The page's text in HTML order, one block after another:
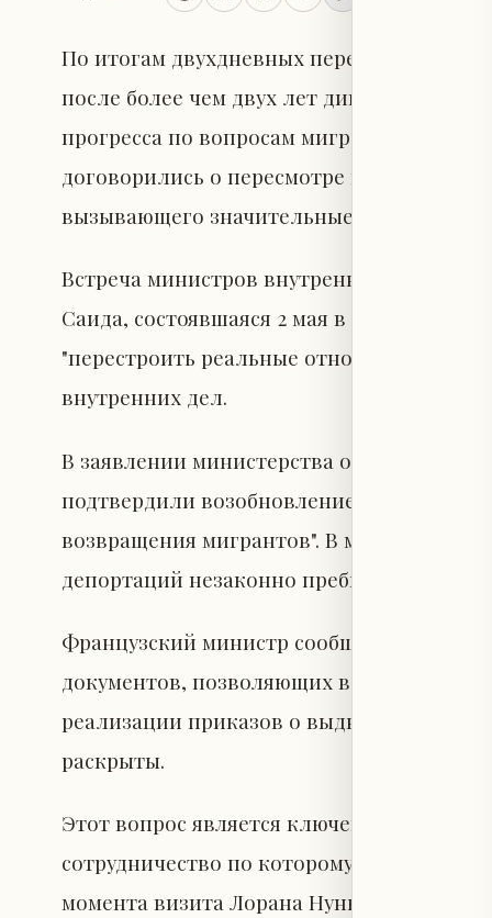
По итогам двухдневных переговоров
после более чем двух лет
прогресса по вопросам миграции, борьбы
договорились о пересмотре
вызывающего значительные разногласия.
Встреча министров внутренних дел
Саида, состоявшаяся 2 мая в Париже,
"перестроить реальные отношения", как
внутренних дел.
В заявлении министерства отмечается,
подтвердили возобновление искреннего
возвращения мигрантов". В мае Лоран
депортаций незаконно пребывающих в
Французский министр сообщил, что
документов, позволяющих возвращать
реализации приказов о выдворении
раскрыты.
Этот вопрос является ключевым в
сотрудничество по которому было
момента визита Лорана Нуньеса в Алжир